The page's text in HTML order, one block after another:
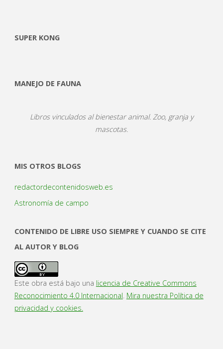
SUPER KONG
MANEJO DE FAUNA
Libros vinculados al bienestar animal. Zoo, granja y
mascotas.
MIS OTROS BLOGS
redactordecontenidosweb.es
Astronomía de campo
CONTENIDO DE LIBRE USO SIEMPRE Y CUANDO SE CITE
AL AUTOR Y BLOG
Este obra está bajo una licencia de Creative Commons
Reconocimiento 4.0 Internacional. Mira nuestra Política de
privacidad y cookies.